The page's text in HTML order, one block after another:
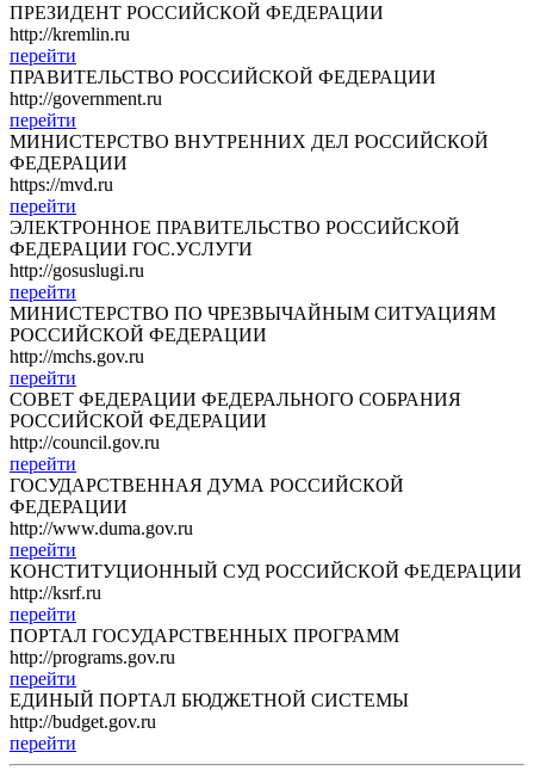
ПРЕЗИДЕНТ РОССИЙСКОЙ ФЕДЕРАЦИИ
http://kremlin.ru
перейти
ПРАВИТЕЛЬСТВО РОССИЙСКОЙ ФЕДЕРАЦИИ
http://government.ru
перейти
МИНИСТЕРСТВО ВНУТРЕННИХ ДЕЛ РОССИЙСКОЙ
ФЕДЕРАЦИИ
https://mvd.ru
перейти
ЭЛЕКТРОННОЕ ПРАВИТЕЛЬСТВО РОССИЙСКОЙ
ФЕДЕРАЦИИ ГОС.УСЛУГИ
http://gosuslugi.ru
перейти
МИНИСТЕРСТВО ПО ЧРЕЗВЫЧАЙНЫМ СИТУАЦИЯМ
РОССИЙСКОЙ ФЕДЕРАЦИИ
http://mchs.gov.ru
перейти
СОВЕТ ФЕДЕРАЦИИ ФЕДЕРАЛЬНОГО СОБРАНИЯ
РОССИЙСКОЙ ФЕДЕРАЦИИ
http://council.gov.ru
перейти
ГОСУДАРСТВЕННАЯ ДУМА РОССИЙСКОЙ
ФЕДЕРАЦИИ
http://www.duma.gov.ru
перейти
КОНСТИТУЦИОННЫЙ СУД РОССИЙСКОЙ ФЕДЕРАЦИИ
http://ksrf.ru
перейти
ПОРТАЛ ГОСУДАРСТВЕННЫХ ПРОГРАММ
http://programs.gov.ru
перейти
ЕДИНЫЙ ПОРТАЛ БЮДЖЕТНОЙ СИСТЕМЫ
http://budget.gov.ru
перейти